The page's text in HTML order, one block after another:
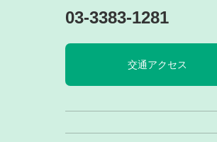
03-3383-1281
交通アクセス